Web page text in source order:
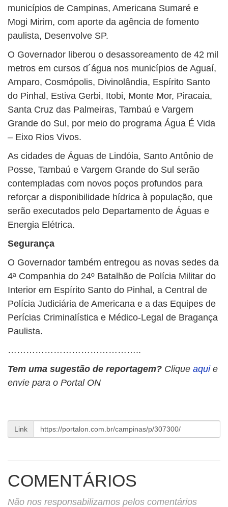
municípios de Campinas, Americana Sumaré e
Mogi Mirim, com aporte da agência de fomento
paulista, Desenvolve SP.
O Governador liberou o desassoreamento de 42 mil
metros em cursos d´água nos municípios de Aguaí,
Amparo, Cosmópolis, Divinolândia, Espírito Santo
do Pinhal, Estiva Gerbi, Itobi, Monte Mor, Piracaia,
Santa Cruz das Palmeiras, Tambaú e Vargem
Grande do Sul, por meio do programa Água É Vida
– Eixo Rios Vivos.
As cidades de Águas de Lindóia, Santo Antônio de
Posse, Tambaú e Vargem Grande do Sul serão
contempladas com novos poços profundos para
reforçar a disponibilidade hídrica à população, que
serão executados pelo Departamento de Águas e
Energia Elétrica.
Segurança
O Governador também entregou as novas sedes da
4ª Companhia do 24º Batalhão de Polícia Militar do
Interior em Espírito Santo do Pinhal, a Central de
Polícia Judiciária de Americana e a das Equipes de
Perícias Criminalística e Médico-Legal de Bragança
Paulista.
……………………………………..
Tem uma sugestão de reportagem? Clique aqui e
envie para o Portal ON
Link
COMENTÁRIOS
Não nos responsabilizamos pelos comentários